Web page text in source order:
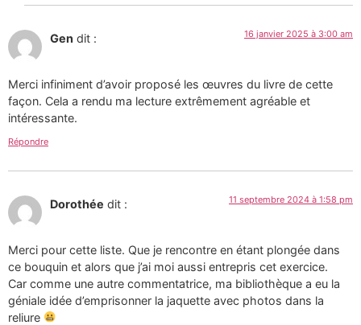
Gen dit : 16 janvier 2025 à 3:00 am
Merci infiniment d’avoir proposé les œuvres du livre de cette
façon. Cela a rendu ma lecture extrêmement agréable et
intéressante.
Répondre
Dorothée dit : 11 septembre 2024 à 1:58 pm
Merci pour cette liste. Que je rencontre en étant plongée dans
ce bouquin et alors que j’ai moi aussi entrepris cet exercice.
Car comme une autre commentatrice, ma bibliothèque a eu la
géniale idée d’emprisonner la jaquette avec photos dans la
reliure